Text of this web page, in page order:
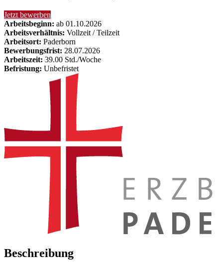
Jetzt bewerben
Arbeitsbeginn: ab 01.10.2026
Arbeitsverhältnis: Vollzeit / Teilzeit
Arbeitsort: Paderborn
Bewerbungsfrist: 28.07.2026
Arbeitszeit: 39.00 Std./Woche
Befristung: Unbefristet
Beschreibung